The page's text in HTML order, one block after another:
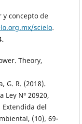
y concepto de
scielo.
Theory,
G. R. (2018).
Nº 20920,
del
(10), 69-